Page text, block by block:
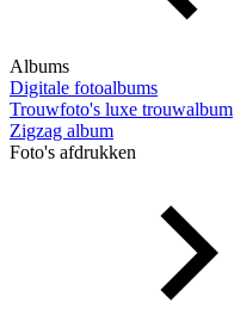
Albums
Digitale fotoalbums
Trouwfoto's luxe trouwalbum
Zigzag album
Foto's afdrukken